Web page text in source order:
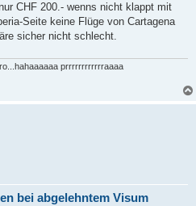
CHF 200.- wenns nicht klappt mit
Seite keine Flüge von Cartagena
sicher nicht schlecht.
prrrrrrrrrrrraaaa
bei abgelehntem Visum